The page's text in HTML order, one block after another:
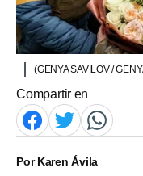
(GENYA SAVILOV /
Compartir en
PorKaren Ávila